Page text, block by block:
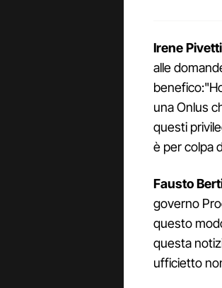
Irene Pivetti
alle
una Onlus
questi
è per colpa
Fausto
governo
questo
questa
ufficietto